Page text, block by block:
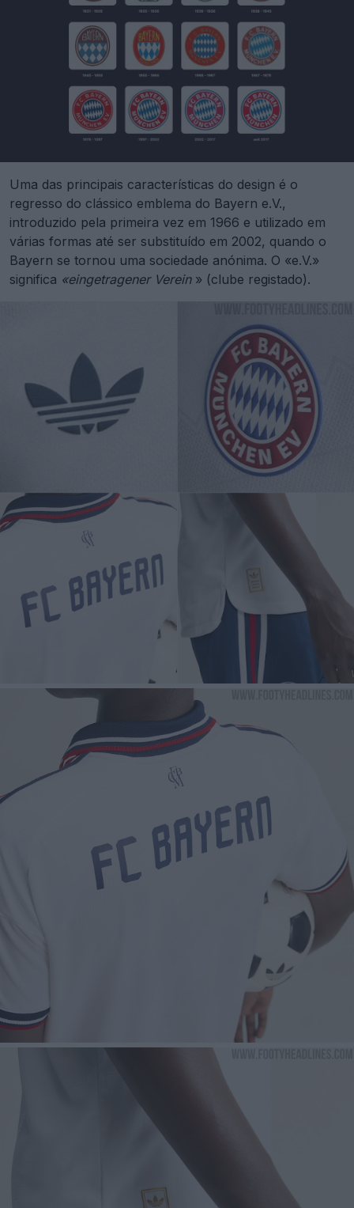
Uma das principais características do design é o
regresso do clássico emblema do Bayern e.V.,
introduzido pela primeira vez em 1966 e utilizado em
várias formas até ser substituído em 2002, quando o
Bayern se tornou uma sociedade anónima. O «e.V.»
significa «eingetragener Verein» (clube registado).